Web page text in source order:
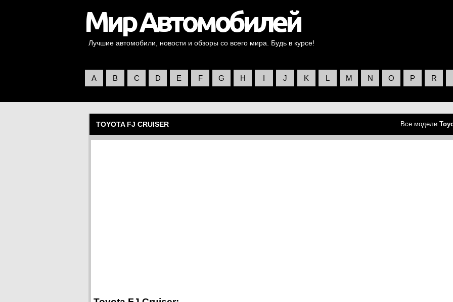
Лучшие автомобили, новости и обзоры со всего мира. Будь в курсе!
A B C D E F G H I J K L M N O P R
TOYOTA FJ CRUISER Все модели